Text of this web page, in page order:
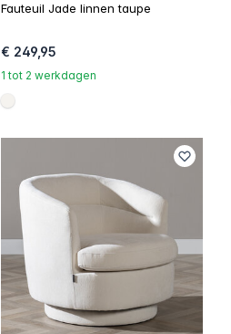
Fauteuil Jade linnen taupe
€ 249,95
1 tot 2 werkdagen
#f5f3ef